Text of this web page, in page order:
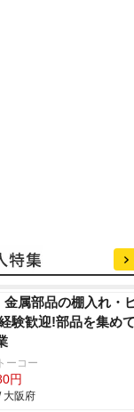
金属部品の棚入れ・
験歓迎!部品を集め
ーコー
円
大阪府